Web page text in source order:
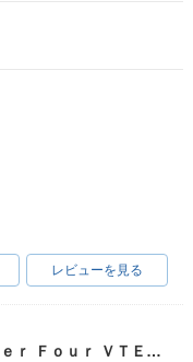
レビューを見る
ＣＢ４００Ｓｕｐｅｒ Ｆｏｕｒ ＶＴＥＣ ＳＰＥＣ３